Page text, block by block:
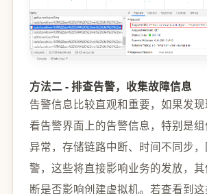
方法二 - 排查告警，收集故障信息
告警信息比较直观和重要，如果发
看告警界面上的告警信息，特别是
异常，存储链路中断、时间不同步
警，这些将直接影响业务的发放，
断是否影响创建虚拟机。若查看到